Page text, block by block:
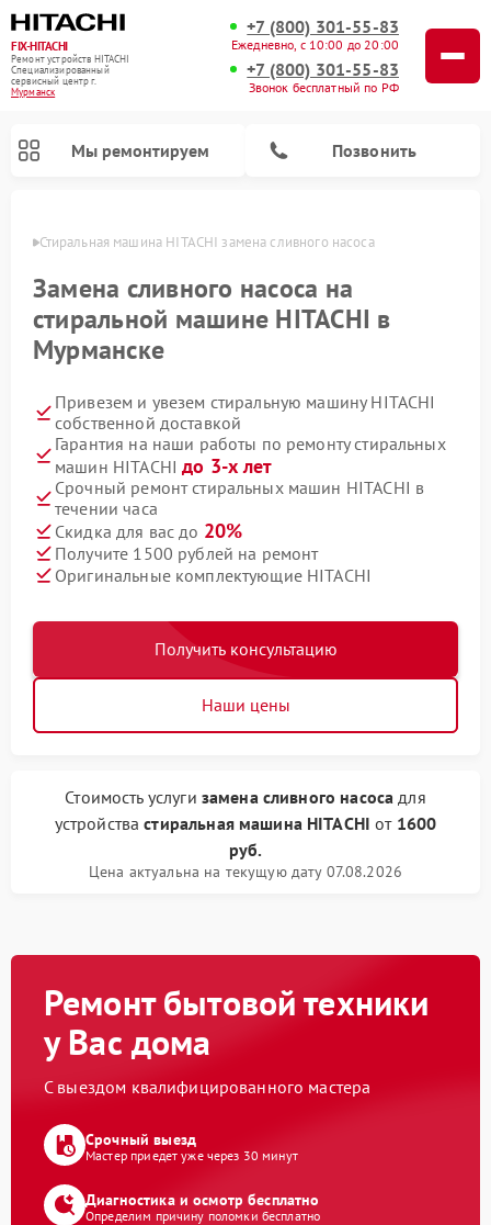
FIX-HITACHI
Ремонт устройств HITACHI
Специализированный
cервисный центр г.
Мурманск
+7 (800) 301-55-83
Ежедневно, с 10:00 до 20:00
+7 (800) 301-55-83
Звонок бесплатный по РФ
Мы ремонтируем Позвонить
Стиральная машина HITACHI замена сливного насоса
Замена сливного насоса на
стиральной машине HITACHI в
Мурманске
Привезем и увезем стиральную машину HITACHI
собственной доставкой
Гарантия на наши работы по ремонту стиральных
машин HITACHIдо 3-х лет
Срочный ремонт стиральных машин HITACHI в
течении часа
Скидка для вас до 20%
Получите 1500 рублей на ремонт
Оригинальные комплектующие HITACHI
Получить консультацию
Наши цены
Стоимость услуги замена сливного насоса для
устройствастиральная машина HITACHI от 1600
руб.
Цена актуальна на текущую дату 07.08.2026
Ремонт бытовой техники
у Вас дома
С выездом квалифицированного мастера
Срочный выезд
Мастер приедет уже через 30 минут
Диагностика и осмотр бесплатно
Определим причину поломки бесплатно